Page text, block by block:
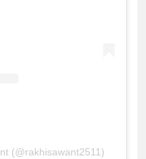
(@rakhisawant2511)